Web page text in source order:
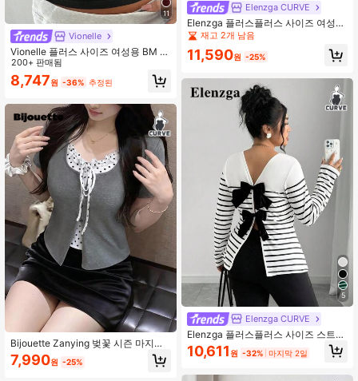
11
Vionelle
Vionelle 플러스 사이즈 여성용 BM 스
타일 스위트 레이스 트림 반팔 티셔츠,
슬림핏 3버튼 캐주얼 핑크 티 탑, 봄,
여름, 가을, 겨울 홈웨어 이너웨어로
200+ 판매됨
8,747원 -36% 추정된
Bijouette Zanying 벚꽃 시즌 마지막
열차 한정판 플러스 사이즈 그레이 섹
시 2 in 1 탑, 대비 러플 트림 패치워크
7,990원 -25%
Elenzga CURVE
Elenzga 플러스플러스 사이즈 여성
캐주얼 통근 스트라이프 스플라이스
대비 색상 슬림핏 긴팔 티셔츠, 가을/
겨울
재고 2개 남음
11,590원 -25%
5
Elenzga CURVE
Elenzga 플러스플러스 사이즈 스트라
이프 백리스 보우 컷아웃 티셔츠, 봄/
여름
10,611 원 -32% 마지막 2일